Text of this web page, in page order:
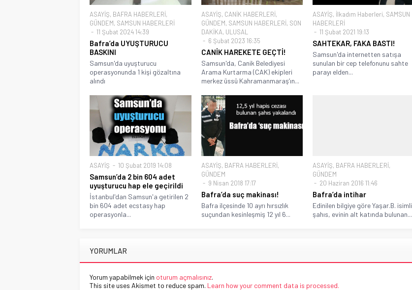
ASAYİŞ, BAFRA HABERLERİ,
GÜNDEM, SAMSUN HABERLERİ
11 Şubat 2024 14:39
Bafra’da UYUŞTURUCU
BASKINI
Samsun'da uyuşturucu
operasyonunda 1 kişi gözaltına
alındı
ASAYİŞ, CANİK HABERLERİ,
GÜNDEM, SAMSUN HABERLERİ, SON
DAKİKA, ULUSAL
6 Şubat 2023 16:35
CANİK HAREKETE GEÇTİ!
Samsun'da, Canik Belediyesi
Arama Kurtarma (CAK) ekipleri
merkez üssü Kahramanmaraş’ın...
ASAYİŞ, İlkadım Haberleri, SAMSUN
HABERLERİ
11 Şubat 2021 19:13
SAHTEKAR, FAKA BASTI!
Samsun'da internetten satışa
sunulan bir cep telefonunu sahte
parayı elden...
ASAYİŞ 10 Şubat 2019 14:08
Samsun’da 2 bin 604 adet
uyuşturucu hap ele geçirildi
İstanbul'dan Samsun'a getirilen 2
bin 604 adet ecstasy hap
operasyonla...
ASAYİŞ, BAFRA HABERLERİ,
GÜNDEM
9 Nisan 2018 17:17
Bafra’da suç makinası!
Bafra ilçesinde 10 ayrı hırsızlık
suçundan kesinleşmiş 12 yıl 6...
ASAYİŞ, BAFRA HABERLERİ,
GÜNDEM
20 Haziran 2016 11:46
Bafra’da intihar
Edinilen bilgiye göre Yaşar.B. isimli
şahıs, evinin alt katında bulunan...
YORUMLAR
Yorum yapabilmek için oturum açmalısınız.
This site uses Akismet to reduce spam. Learn how your comment data is processed.